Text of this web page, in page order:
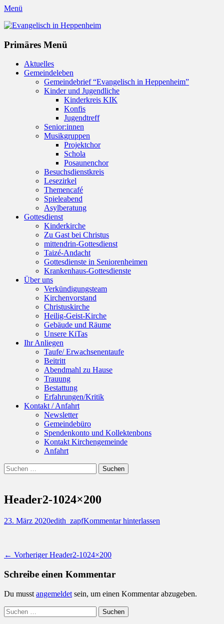
Menü
Evangelisch in Heppenheim
Primäres Menü
Zum
Inhalt
Aktuelles
Gemeindeleben
Gemeindebrief “Evangelisch in Heppenheim”
Kinder und Jugendliche
Kinderkreis KIK
Konfis
Jugendtreff
Senior:innen
Musikgruppen
Projektchor
Schola
Posaunenchor
Besuchsdienstkreis
Lesezirkel
Themencafé
Spieleabend
Asylberatung
Gottesdienst
Kinderkirche
Zu Gast bei Christus
mittendrin-Gottesdienst
Taizé-Andacht
Gottesdienste in Seniorenheimen
Krankenhaus-Gottesdienste
Über uns
Verkündigungsteam
Kirchenvorstand
Christuskirche
Heilig-Geist-Kirche
Gebäude und Räume
Unsere KiTas
Ihr Anliegen
Taufe/ Erwachsenentaufe
Beitritt
Abendmahl zu Hause
Trauung
Bestattung
Erfahrungen/Kritik
Kontakt / Anfahrt
Newsletter
Gemeindebüro
Spendenkonto und Kollektenbons
Kontakt Kirchengemeinde
Anfahrt
Suchen
Suchen
nach:
Header2-1024×200
Posted
23. März 2020Autor
edith_zapfKommentar hinterlassen
Beitragsnavigation
← Vorheriger Vorheriger
Header2-1024×200
Schreibe einen Kommentar
Du musst angemeldet sein, um einen Kommentar abzugeben.
Suchen
nach: